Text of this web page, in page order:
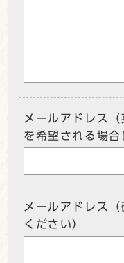
メールアドレス
を希望される場
メールアドレス
ください）